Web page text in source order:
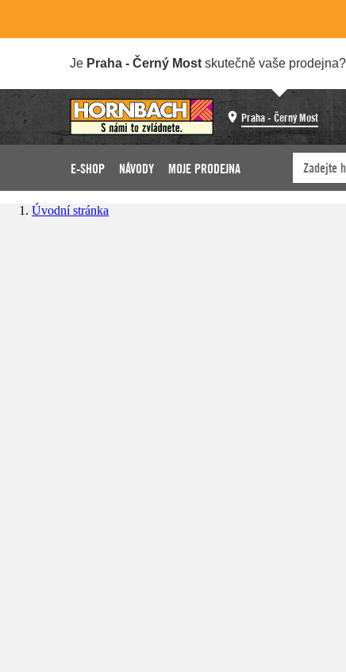
Je Praha - Černý Most skutečně vaše prodejna?
Praha - Černý Most
E-SHOP NÁVODY MOJE PRODEJNA
Úvodní stránka